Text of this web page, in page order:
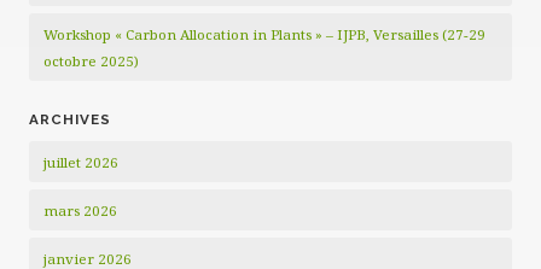
Workshop « Carbon Allocation in Plants » – IJPB, Versailles (27-29
octobre 2025)
ARCHIVES
juillet 2026
mars 2026
janvier 2026